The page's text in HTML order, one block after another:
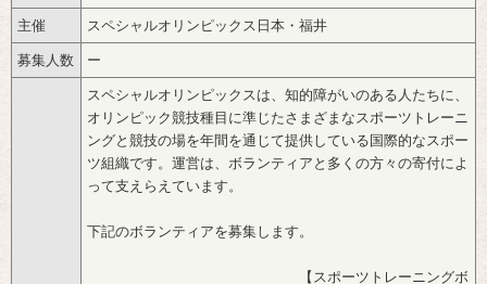
主催 スペシャルオリンピックス日本・福井
募集人数 ー
スペシャルオリンピックスは、知的障がいのある人たちに、
オリンピック競技種目に準じたさまざまなスポーツトレーニ
ングと競技の場を年間を通じて提供している国際的なスポー
ツ組織です。運営は、ボランティアと多くの方々の寄付によ
って支えらえています。
下記のボランティアを募集します。
【スポーツトレーニングボ